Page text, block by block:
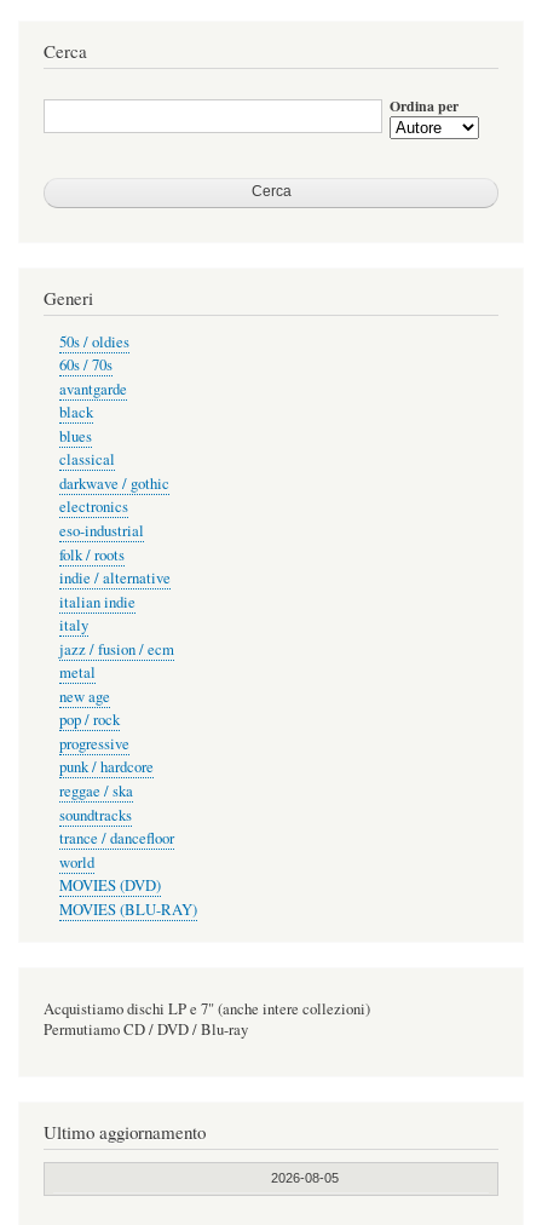
Cerca
Ordina per
Generi
50s / oldies
60s / 70s
avantgarde
black
blues
classical
darkwave / gothic
electronics
eso-industrial
folk / roots
indie / alternative
italian indie
italy
jazz / fusion / ecm
metal
new age
pop / rock
progressive
punk / hardcore
reggae / ska
soundtracks
trance / dancefloor
world
MOVIES (DVD)
MOVIES (BLU-RAY)
Acquistiamo dischi LP e 7" (anche intere collezioni)
Permutiamo CD / DVD / Blu-ray
Ultimo aggiornamento
2026-08-05